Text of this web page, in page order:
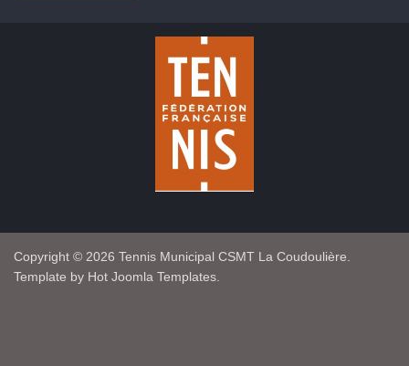
Copyright © 2026 Tennis Municipal CSMT La Coudoulière.
Template by Hot Joomla Templates.